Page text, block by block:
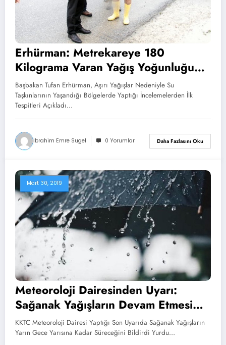
Erhürman: Metrekareye 180
Kilograma Varan Yağış Yoğunluğu
Yaşandı
Başbakan Tufan Erhürman, Aşırı Yağışlar Nedeniyle Su
Taşkınlarının Yaşandığı Bölgelerde Yaptığı İncelemelerden İlk
Tespitleri Açıkladı…
İbrahim Emre Sugel 0 Yorumlar Daha Fazlasını Oku
Mart 30, 2019
Meteoroloji Dairesinden Uyarı:
Sağanak Yağışların Devam Etmesi
Bekleniyor
KKTC Meteoroloji Dairesi Yaptığı Son Uyarıda Sağanak Yağışların
Yarın Gece Yarısına Kadar Süreceğini Bildirdi Yurdu…